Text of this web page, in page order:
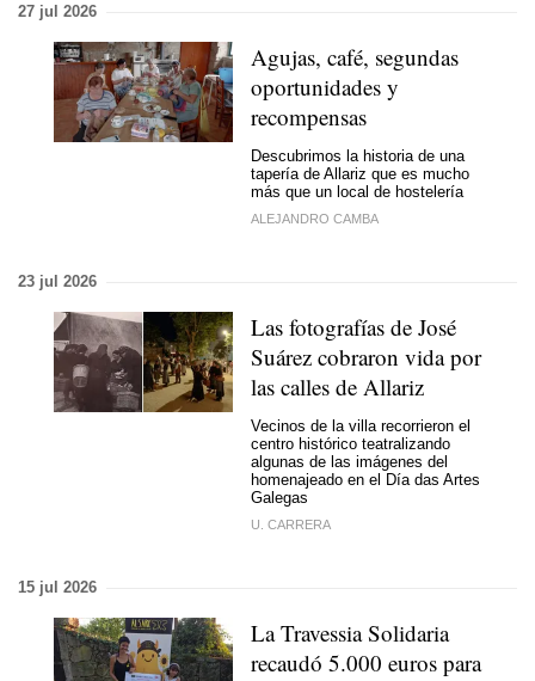
27 jul 2026
Agujas, café, segundas
oportunidades y
recompensas
Descubrimos la historia de una
tapería de Allariz que es mucho
más que un local de hostelería
ALEJANDRO CAMBA
23 jul 2026
Las fotografías de José
Suárez cobraron vida por
las calles de Allariz
Vecinos de la villa recorrieron el
centro histórico teatralizando
algunas de las imágenes del
homenajeado en el Día das Artes
Galegas
U. CARRERA
15 jul 2026
La Travessia Solidaria
recaudó 5.000 euros para